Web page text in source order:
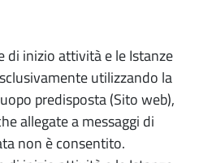
di inizio attività e le Istanze
utilizzando la
predisposta (Sito web),
allegate a messaggi di
non è consentito.